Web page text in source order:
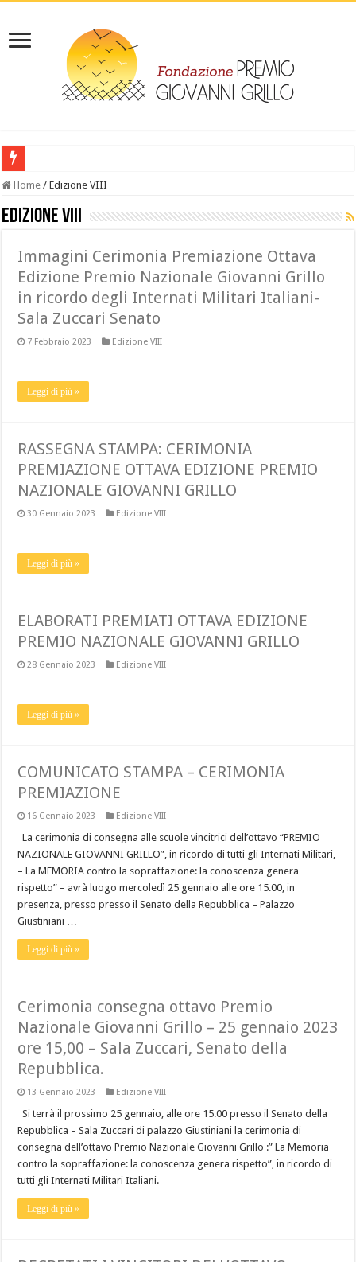
IL LIBRO: Leggi “Giovanni Grillo da Melissa al lager- la vicenda di un
Home / Edizione VIII
Edizione VIII
Immagini Cerimonia Premiazione Ottava
Edizione Premio Nazionale Giovanni Grillo
in ricordo degli Internati Militari Italiani-
Sala Zuccari Senato
7 Febbraio 2023 Edizione VIII
Leggi di più »
RASSEGNA STAMPA: CERIMONIA
PREMIAZIONE OTTAVA EDIZIONE PREMIO
NAZIONALE GIOVANNI GRILLO
30 Gennaio 2023 Edizione VIII
Leggi di più »
ELABORATI PREMIATI OTTAVA EDIZIONE
PREMIO NAZIONALE GIOVANNI GRILLO
28 Gennaio 2023 Edizione VIII
Leggi di più »
COMUNICATO STAMPA – CERIMONIA
PREMIAZIONE
16 Gennaio 2023 Edizione VIII
La cerimonia di consegna alle scuole vincitrici dell’ottavo “PREMIO
NAZIONALE GIOVANNI GRILLO”, in ricordo di tutti gli Internati Militari,
– La MEMORIA contro la sopraffazione: la conoscenza genera
rispetto” – avrà luogo mercoledì 25 gennaio alle ore 15.00, in
presenza, presso presso il Senato della Repubblica – Palazzo
Giustiniani …
Leggi di più »
Cerimonia consegna ottavo Premio
Nazionale Giovanni Grillo – 25 gennaio 2023
ore 15,00 – Sala Zuccari, Senato della
Repubblica.
13 Gennaio 2023 Edizione VIII
Si terrà il prossimo 25 gennaio, alle ore 15.00 presso il Senato della
Repubblica – Sala Zuccari di palazzo Giustiniani la cerimonia di
consegna dell’ottavo Premio Nazionale Giovanni Grillo :” La Memoria
contro la sopraffazione: la conoscenza genera rispetto”, in ricordo di
tutti gli Internati Militari Italiani.
Leggi di più »